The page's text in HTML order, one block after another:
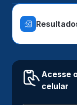
Acesse
celular